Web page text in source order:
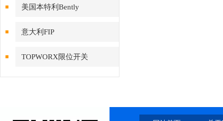
美国本特利Bently
意大利FIP
TOPWORX限位开关